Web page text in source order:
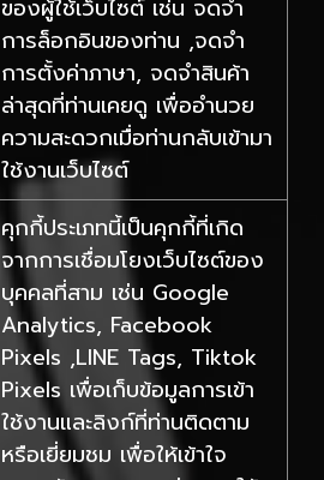
ของผู้ใช้เว็บไซต์ เช่น จดจำ
การล็อกอินของท่าน ,จดจำ
การตั้งค่าภาษา, จดจำสินค้า
ล่าสุดที่ท่านเคยดู เพื่ออำนวย
ความสะดวกเมื่อท่านกลับเข้ามา
ใช้งานเว็บไซต์
คุกกี้ประเภทนี้เป็นคุกกี้ที่เกิด
จากการเชื่อมโยงเว็บไซต์ของ
บุคคลที่สาม เช่น Google
Analytics, Facebook
Pixels ,LINE Tags, Tiktok
Pixels เพื่อเก็บข้อมูลการเข้า
ใช้งานและลิงก์ที่ท่านติดตาม
หรือเยี่ยมชม เพื่อให้เข้าใจ